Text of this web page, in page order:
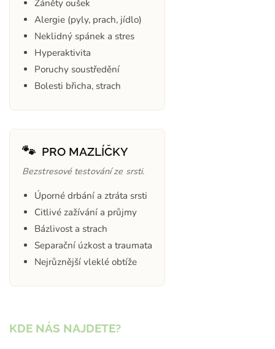
Záněty oušek
Alergie (pyly, prach, jídlo)
Neklidný spánek a stres
Hyperaktivita
Poruchy soustředění
Bolesti břicha, strach
🐾 PRO MAZLÍČKY
Bezstresové testování ze srsti.
Úporné drbání a ztráta srsti
Citlivé zažívání a průjmy
Bázlivost a strach
Separační úzkost a traumata
Nejrůznější vleklé obtíže
KDE NÁS NAJDETE?